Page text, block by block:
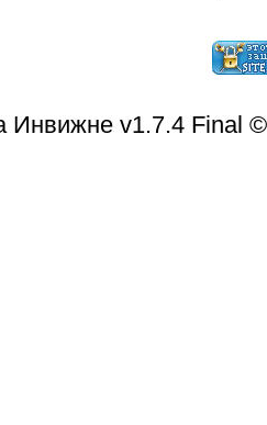
Инвижне v1.7.4 Final